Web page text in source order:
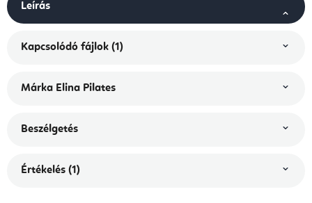
Leírás
Kapcsolódó fájlok (1)
Márka Elina Pilates
Beszélgetés
Értékelés (1)